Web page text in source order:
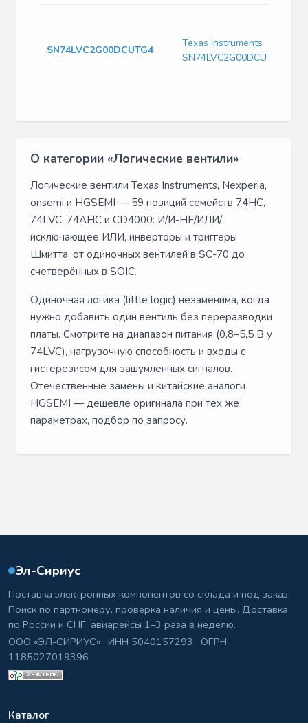
SN74LVC2G00DCUTG4
Texas Instruments
SN74LVC2G00DCUTG4
О категории «Логические вентили»
Логические вентили Texas Instruments, Nexperia,
onsemi и HGSEMI — 59 позиций семейств 74HC,
74LVC, 74AHC и CD4000: И/И-НЕ/ИЛИ/
исключающее ИЛИ, инверторы и триггеры
Шмитта, от одиночных вентилей в SC-70 до
счетверённых в SOIC.
Одиночная логика (little logic) незаменима, когда
нужно добавить один вентиль без переразводки
платы. Смотрите на диапазон питания (0,8–5,5 В у
74LVC), нагрузочную способность и входы с
гистерезисом для зашумлённых сигналов.
Отечественные замены и китайские аналоги
HGSEMI — дешевле оригинала при тех же
параметрах, подбор по запросу.
Эл-Сириус
Поставка электронных компонентов со склада и под заказ.
Поиск по партномеру, проверка наличия и цены. Доставка
по России и СНГ, авиарейсы 1–3 раза в неделю.
ООО «ЭЛ-СИРИУС» · ИНН 5040157293 · ОГРН
1185027019396
Каталог